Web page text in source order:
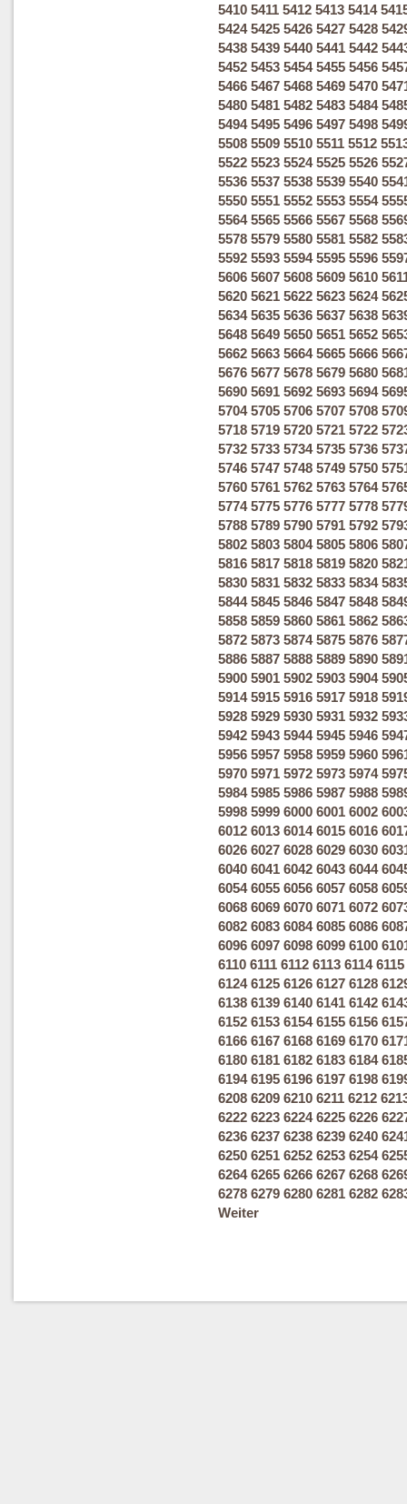
5410 5411 5412 5413 5414
5424 5425 5426 5427 5428
5438 5439 5440 5441 5442
5452 5453 5454 5455 5456
5466 5467 5468 5469 5470
5480 5481 5482 5483 5484
5494 5495 5496 5497 5498
5508 5509 5510 5511 5512
5522 5523 5524 5525 5526
5536 5537 5538 5539 5540
5550 5551 5552 5553 5554
5564 5565 5566 5567 5568
5578 5579 5580 5581 5582
5592 5593 5594 5595 5596
5606 5607 5608 5609 5610
5620 5621 5622 5623 5624
5634 5635 5636 5637 5638
5648 5649 5650 5651 5652
5662 5663 5664 5665 5666
5676 5677 5678 5679 5680
5690 5691 5692 5693 5694
5704 5705 5706 5707 5708
5718 5719 5720 5721 5722
5732 5733 5734 5735 5736
5746 5747 5748 5749 5750
5760 5761 5762 5763 5764
5774 5775 5776 5777 5778
5788 5789 5790 5791 5792
5802 5803 5804 5805 5806
5816 5817 5818 5819 5820
5830 5831 5832 5833 5834
5844 5845 5846 5847 5848
5858 5859 5860 5861 5862
5872 5873 5874 5875 5876
5886 5887 5888 5889 5890
5900 5901 5902 5903 5904
5914 5915 5916 5917 5918
5928 5929 5930 5931 5932
5942 5943 5944 5945 5946
5956 5957 5958 5959 5960
5970 5971 5972 5973 5974
5984 5985 5986 5987 5988
5998 5999 6000 6001 6002
6012 6013 6014 6015 6016
6026 6027 6028 6029 6030
6040 6041 6042 6043 6044
6054 6055 6056 6057 6058
6068 6069 6070 6071 6072
6082 6083 6084 6085 6086
6096 6097 6098 6099 6100
6110 6111 6112 6113 6114 6115
6124 6125 6126 6127 6128
6138 6139 6140 6141 6142
6152 6153 6154 6155 6156
6166 6167 6168 6169 6170
6180 6181 6182 6183 6184
6194 6195 6196 6197 6198
6208 6209 6210 6211 6212
6222 6223 6224 6225 6226
6236 6237 6238 6239 6240
6250 6251 6252 6253 6254
6264 6265 6266 6267 6268
6278 6279 6280 6281 6282
Weiter